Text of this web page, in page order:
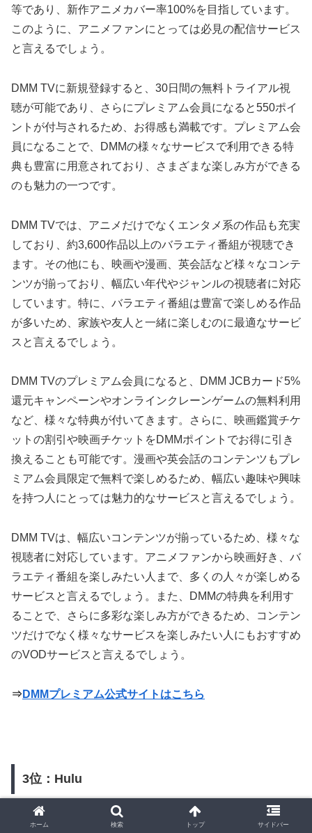
等であり、新作アニメカバー率100%を目指しています。
このように、アニメファンにとっては必見の配信サービス
と言えるでしょう。
DMM TVに新規登録すると、30日間の無料トライアル視
聴が可能であり、さらにプレミアム会員になると550ポイ
ントが付与されるため、お得感も満載です。プレミアム会
員になることで、DMMの様々なサービスで利用できる特
典も豊富に用意されており、さまざまな楽しみ方ができる
のも魅力の一つです。
DMM TVでは、アニメだけでなくエンタメ系の作品も充実
しており、約3,600作品以上のバラエティ番組が視聴でき
ます。その他にも、映画や漫画、英会話など様々なコンテ
ンツが揃っており、幅広い年代やジャンルの視聴者に対応
しています。特に、バラエティ番組は豊富で楽しめる作品
が多いため、家族や友人と一緒に楽しむのに最適なサービ
スと言えるでしょう。
DMM TVのプレミアム会員になると、DMM JCBカード5%
還元キャンペーンやオンラインクレーンゲームの無料利用
など、様々な特典が付いてきます。さらに、映画鑑賞チケ
ットの割引や映画チケットをDMMポイントでお得に引き
換えることも可能です。漫画や英会話のコンテンツもプレ
ミアム会員限定で無料で楽しめるため、幅広い趣味や興味
を持つ人にとっては魅力的なサービスと言えるでしょう。
DMM TVは、幅広いコンテンツが揃っているため、様々な
視聴者に対応しています。アニメファンから映画好き、バ
ラエティ番組を楽しみたい人まで、多くの人々が楽しめる
サービスと言えるでしょう。また、DMMの特典を利用す
ることで、さらに多彩な楽しみ方ができるため、コンテン
ツだけでなく様々なサービスを楽しみたい人にもおすすめ
のVODサービスと言えるでしょう。
⇒ DMMプレミアム公式サイトはこちら
3位：Hulu
ホーム 検索 トップ サイドバー